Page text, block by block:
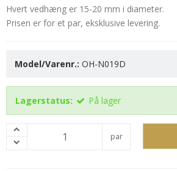
Hvert vedhæng er 15-20 mm i diameter.
Prisen er for et par, eksklusive levering.
Model/Varenr.: OH-N019D
Lagerstatus: På lager
par